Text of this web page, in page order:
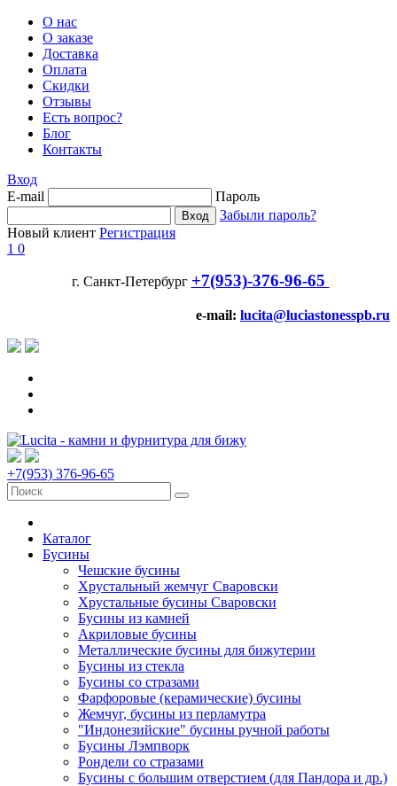
О нас
О заказе
Доставка
Оплата
Скидки
Отзывы
Есть вопрос?
Блог
Контакты
Вход
E-mail
Пароль
Забыли пароль?
Новый клиент Регистрация
1 0
г. Санкт-Петербург +7(953)-376-96-65
e-mail: lucita@luciastonesspb.ru
+7(953) 376-96-65
Каталог
Бусины
Чешские бусины
Хрустальный жемчуг Сваровски
Хрустальные бусины Сваровски
Бусины из камней
Акриловые бусины
Металлические бусины для бижутерии
Бусины из стекла
Бусины со стразами
Фарфоровые (керамические) бусины
Жемчуг, бусины из перламутра
"Индонезийские" бусины ручной работы
Бусины Лэмпворк
Рондели со стразами
Бусины с большим отверстием (для Пандора и др.)